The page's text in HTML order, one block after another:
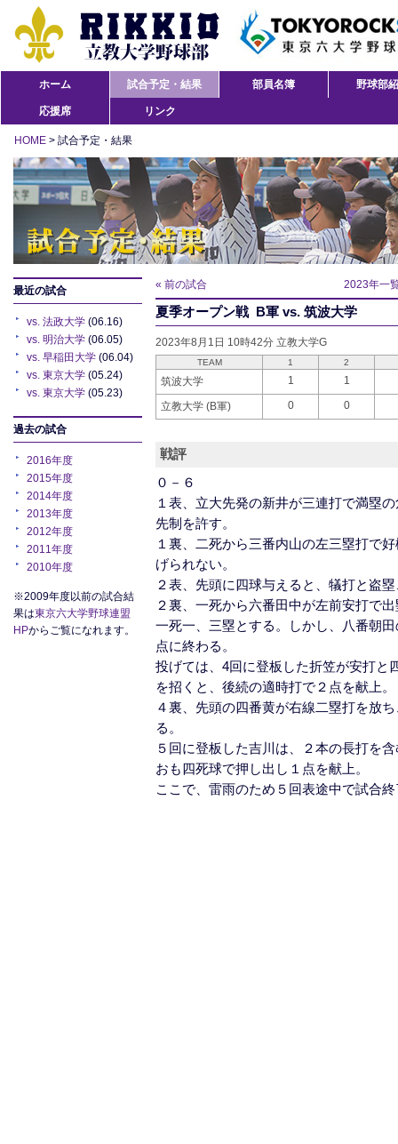
ホーム 試合予定・結果 部員名簿 野球部
応援席 リンク
HOME > 試合予定・結果
最近の試合
vs. 法政大学 (06.16)
vs. 明治大学 (06.05)
vs. 早稲田大学 (06.04)
vs. 東京大学 (05.24)
vs. 東京大学 (05.23)
過去の試合
2016年度
2015年度
2014年度
2013年度
2012年度
2011年度
2010年度
※2009年度以前の試合結
果は東京六大学野球連盟
HPからご覧になれます。
« 前の試合 2023年一
夏季オープン戦 B軍 vs. 筑波大学
2023年8月1日 10時42分 立教大学G
TEAM 1 2
筑波大学 1 1
立教大学 (B軍) 0 0
戦評
０－６
１表、立大先発の新井が三連打で満塁
先制を許す。
１裏、二死から三番内山の左三塁打で
げられない。
２表、先頭に四球与えると、犠打と盗
２裏、一死から六番田中が左前安打で
一死一、三塁とする。しかし、八番朝
点に終わる。
投げては、4回に登板した折笠が安打と
を招くと、後続の適時打で２点を献上。
４裏、先頭の四番黄が右線二塁打を放
る。
５回に登板した吉川は、２本の長打を
おも四死球で押し出し１点を献上。
ここで、雷雨のため５回表途中で試合